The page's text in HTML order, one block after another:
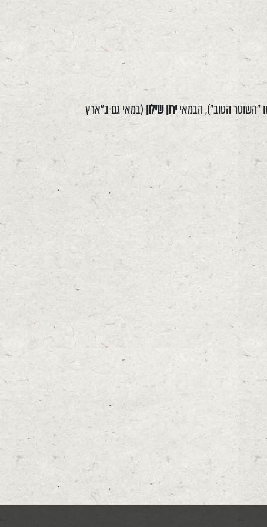
"השוטר הטוב"), הבמאיירון שילון(במאי גם ב"ארץ